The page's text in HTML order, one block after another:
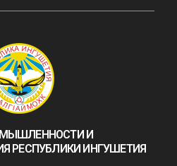
И
РЕСПУБЛИКИ ИНГУШЕТИЯ